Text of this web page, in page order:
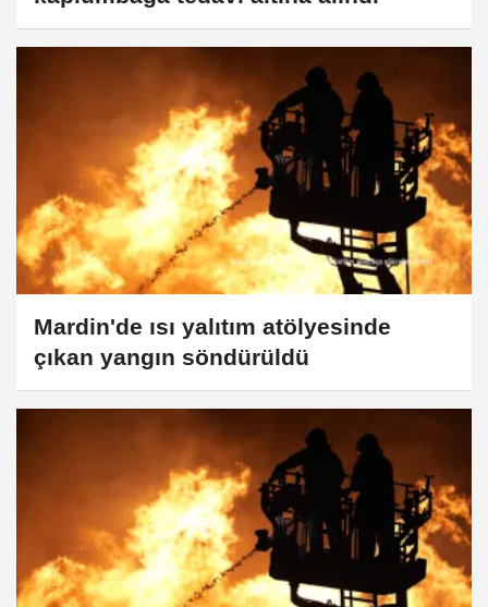
Mardin'de ısı yalıtım atölyesinde
çıkan yangın söndürüldü